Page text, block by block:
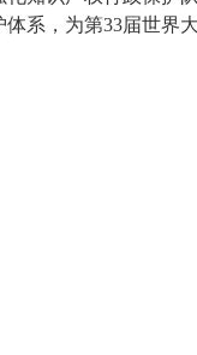
系，为第33届世界